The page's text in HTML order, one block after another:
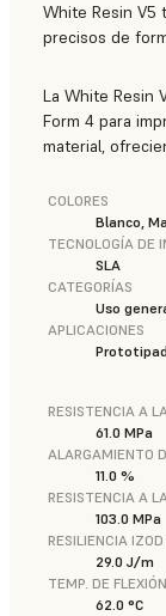
White Resin V5
precisos de
La White Resin
Form 4 para
material,
COLORES
Blanco,
TECNOLOGÍA DE
SLA
CATEGORÍAS
Uso
APLICACIONES
RESISTENCIA A
61.0 MPa
ALARGAMIENTO
11.0 %
RESISTENCIA A
103.0 MPa
RESILIENCIA
29.0 J/m
TEMP. DE
62.0 °C